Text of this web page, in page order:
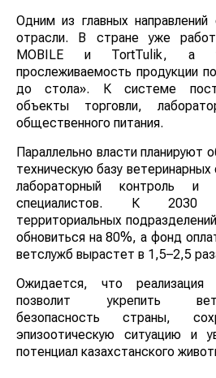
Одним из главных направлений
отрасли. В стране уже
MOBILE и TortTulik, а
прослеживаемость продукции
до стола». К системе
объекты торговли,
общественного питания.
Параллельно власти планируют
техническую базу ветеринарных
лабораторный контроль и
специалистов. К 2030
территориальных
обновиться на 80%, а фонд
ветслужб вырастет в 1,5–2,5
Ожидается, что реализация
позволит укрепить
безопасность страны,
эпизоотическую ситуацию и
потенциал казахстанского